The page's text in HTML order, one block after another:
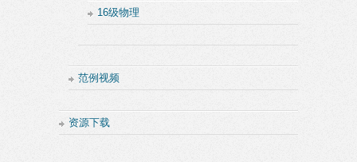
16级物理
范例视频
资源下载